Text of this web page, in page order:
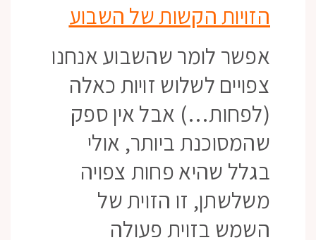
הזויות הקשות של השבוע
אפשר לומר שהשבוע אנחנו
צפויים לשלוש זויות כאלה
(לפחות…) אבל אין ספק
שהמסוכנת ביותר, אולי
בגלל שהיא פחות צפויה
משלשתן, זו הזוית של
השמש בזוית פעולה